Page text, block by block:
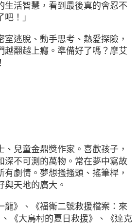
生活智慧，看到最後真的會忍不
吧！」
室逃脫、動手思考、熱愛探險，
越翻越上癮。準備好了嗎？摩艾
、兒童金鼎獎作家。喜歡孩子，
深不可測的萬物。常在夢中寫故
有劇情。夢想搔搔頭、搖筆桿，
與天地的廣大。
龍》、《福衛二號救援檔案：來
《大鳥村的夏日救援》、《達克